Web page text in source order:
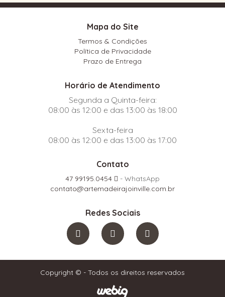
Mapa do Site
Termos & Condições
Política de Privacidade
Prazo de Entrega
Horário de Atendimento
Segunda a Quinta-feira:
08:00 às 12:00 e das 13:00 às 18:00
Sexta-feira
08:00 às 12:00 e das 13:00 às 17:00
Contato
47 99195.0454
- WhatsApp
contato@artemadeirajoinville.com.br
Redes Sociais
Copyright © - Todos os direitos reservados